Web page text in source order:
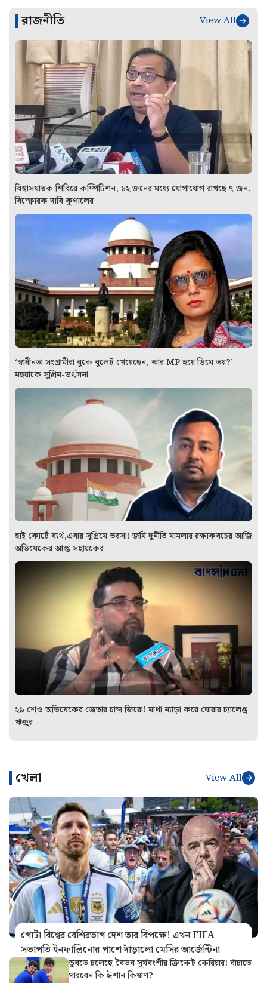
রাজনীতি View All
বিশ্বাসঘাতক শিবিরে কম্পিটিশন, ১২ জনের মধ্যে যোগাযোগ রাখছে ৭ জন,
বিস্ফোরক দাবি কুণালের
‘স্বাধীনতা সংগ্রামীরা বুকে বুলেট খেয়েছেন, আর MP হয়ে ডিমে ভয়?’
মহুয়াকে সুপ্রিম-ভর্ৎসনা
হাই কোর্টে ব্যর্থ,এবার সুপ্রিমে ভরসা! জমি দুর্নীতি মামলায় রক্ষাকবচের আর্জি
অভিষেকের আপ্ত সহায়কের
২৯ শেও অভিষেকের জেতার চান্স জিরো! মাথা ন্যাড়া করে ঘোরার চ্যালেঞ্জ
ঋজুর
খেলা View All
গোটা বিশ্বের বেশিরভাগ দেশ তার বিপক্ষে! এখন FIFA
সভাপতি ইনফান্তিনোর পাশে দাঁড়ালো মেসির আর্জেন্টিনা
ডুবতে চলেছে বৈভব সূর্যবংশীর ক্রিকেট কেরিয়ার! বাঁচাতে
পারবেন কি ঈশান কিষাণ?